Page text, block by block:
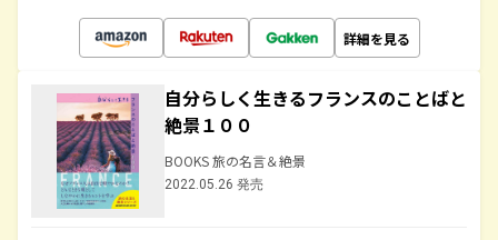
詳細を見る
自分らしく生きるフランスのことばと
絶景１００
BOOKS 旅の名言＆絶景
2022.05.26 発売